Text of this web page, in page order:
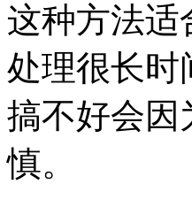
这种方法适
处理很长时
搞不好会因
慎。